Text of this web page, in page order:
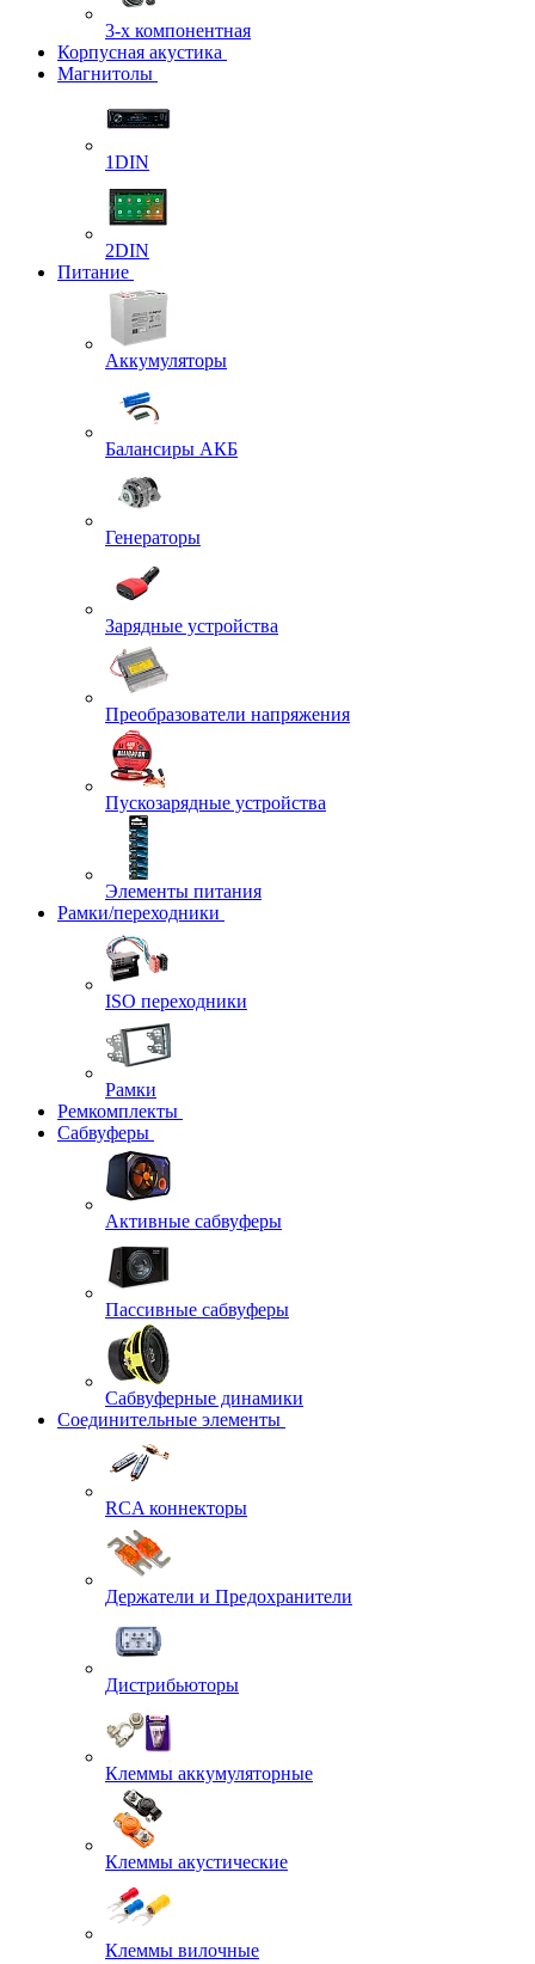
3-х компонентная
Корпусная акустика
Магнитолы
1DIN
2DIN
Питание
Аккумуляторы
Балансиры АКБ
Генераторы
Зарядные устройства
Преобразователи напряжения
Пускозарядные устройства
Элементы питания
Рамки/переходники
ISO переходники
Рамки
Ремкомплекты
Сабвуферы
Активные сабвуферы
Пассивные сабвуферы
Сабвуферные динамики
Соединительные элементы
RCA коннекторы
Держатели и Предохранители
Дистрибьюторы
Клеммы аккумуляторные
Клеммы акустические
Клеммы вилочные